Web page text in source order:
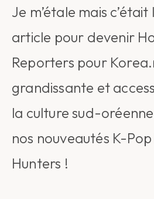
Je m’étale mais
article pour devenir
Reporters pour
grandissante et
la culture sud-
nos nouveautés K-
Hunters !